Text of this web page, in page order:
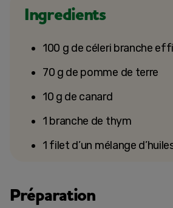
Ingredients
100 g de céleri branche
70 g de pomme de terre
10 g de canard
1 branche de thym
1 filet d’un mélange
Préparation